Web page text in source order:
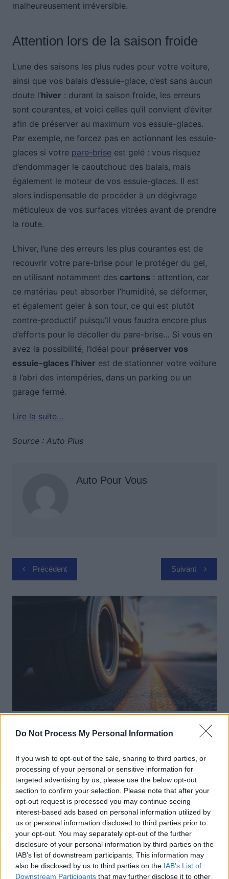
Do Not Process My Personal Information
If you wish to opt-out of the sale, sharing to third parties, or
processing of your personal or sensitive information for
targeted advertising by us, please use the below opt-out
section to confirm your selection. Please note that after your
opt-out request is processed you may continue seeing
interest-based ads based on personal information utilized by
us or personal information disclosed to third parties prior to
your opt-out. You may separately opt-out of the further
disclosure of your personal information by third parties on the
IAB’s list of downstream participants. This information may
also be disclosed by us to third parties on the IAB’s List of
Downstream Participants that may further disclose it to other
malheureusement irréversible.
Attention lors de la saison froide
L’une des saisons les plus rudes pour votre voiture,
ainsi que vos balais d’essuie-glace, c’est sans aucun
doute l’hiver : durant la saison froide, les erreurs
sont courantes, et voici celles qu’il convient d’éviter
afin de préserver au maximum vos essuie-glaces.
Par exemple, ne forcez pas en actionnant les essuie-
glaces si votre pare-briseest gelé : vous risquez
d’endommager le caoutchouc des balais, mais
également le moteur de vos essuie-glaces. Il est
alors indispensable de procéder à un dégivrage
méticuleux de vos surfaces vitrées avant de prendre
la route.
L’hiver, l’une des erreurs les plus courantes est de
recouvrir votre pare-brise pour le protéger du gel,
en utilisant notamment des cartons : attention, car
ce matériau peut absorber l’humidité, se déformer,
et également geler à son tour, ce qui est plutôt
contre-productif puisqu’il vous faudra encore plus
d’efforts pour le décoller du pare-brise… Si vous en
avez la possibilité, l’idéal pour préserver vos
essuie-glaces l’hiver est de stationner votre voiture
à l’abri des intempéries, dans un parking ou un
garage fermé.
Lire la suite…
Source : Auto Plus
Auto Pour Vous
Navigation
de
l’article
Précédent Suivant
Pièces Détachées
pour utilitaires en 2026
Auto Pour Vous 20 juillet 2026 0